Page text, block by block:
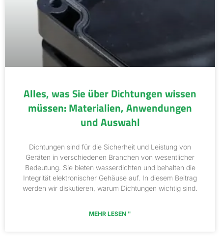
Alles, was Sie über Dichtungen wissen
müssen: Materialien, Anwendungen
und Auswahl
Dichtungen sind für die Sicherheit und Leistung von
Geräten in verschiedenen Branchen von wesentlicher
Bedeutung. Sie bieten wasserdichten und behalten die
Integrität elektronischer Gehäuse auf. In diesem Beitrag
werden wir diskutieren, warum Dichtungen wichtig sind.
MEHR LESEN "